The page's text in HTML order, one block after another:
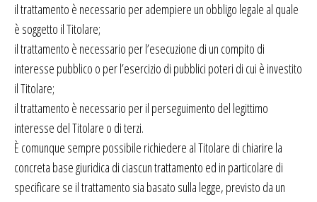
il trattamento è necessario per adempiere un obbligo legale al quale
è soggetto il Titolare;
il trattamento è necessario per l’esecuzione di un compito di
interesse pubblico o per l’esercizio di pubblici poteri di cui è investito
il Titolare;
il trattamento è necessario per il perseguimento del legittimo
interesse del Titolare o di terzi.
È comunque sempre possibile richiedere al Titolare di chiarire la
concreta base giuridica di ciascun trattamento ed in particolare di
specificare se il trattamento sia basato sulla legge, previsto da un